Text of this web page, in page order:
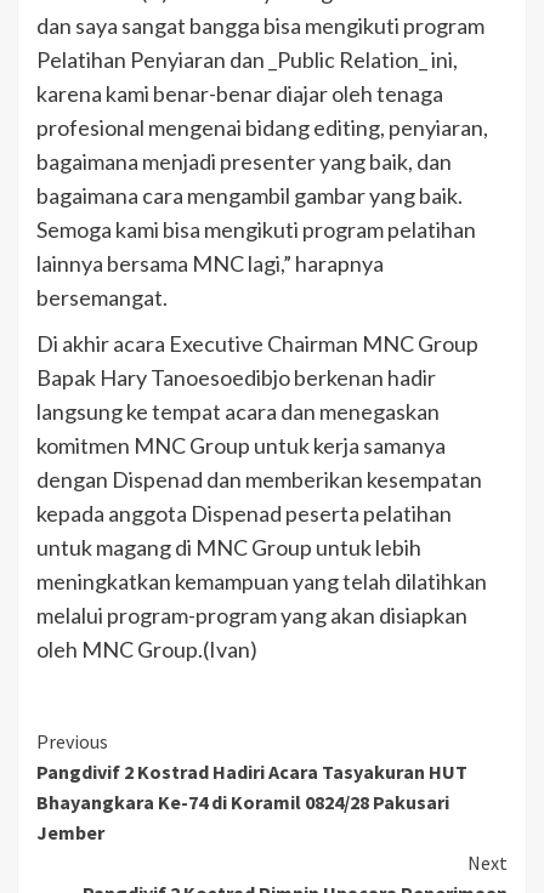
dan saya sangat bangga bisa mengikuti program
Pelatihan Penyiaran dan _Public Relation_ ini,
karena kami benar-benar diajar oleh tenaga
profesional mengenai bidang editing, penyiaran,
bagaimana menjadi presenter yang baik, dan
bagaimana cara mengambil gambar yang baik.
Semoga kami bisa mengikuti program pelatihan
lainnya bersama MNC lagi,” harapnya
bersemangat.
Di akhir acara Executive Chairman MNC Group
Bapak Hary Tanoesoedibjo berkenan hadir
langsung ke tempat acara dan menegaskan
komitmen MNC Group untuk kerja samanya
dengan Dispenad dan memberikan kesempatan
kepada anggota Dispenad peserta pelatihan
untuk magang di MNC Group untuk lebih
meningkatkan kemampuan yang telah dilatihkan
melalui program-program yang akan disiapkan
oleh MNC Group.(Ivan)
Previous
Pangdivif 2 Kostrad Hadiri Acara Tasyakuran HUT
Bhayangkara Ke-74 di Koramil 0824/28 Pakusari
Jember
Next